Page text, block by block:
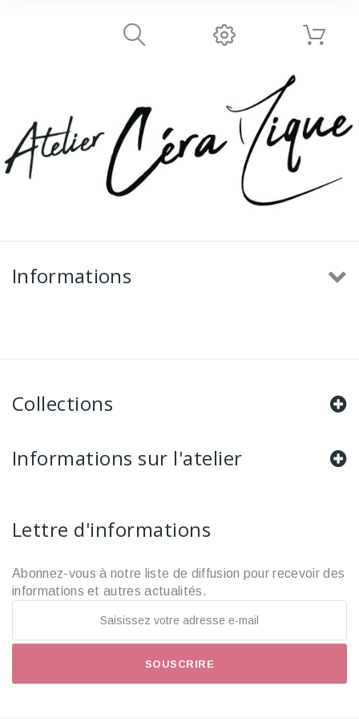
Informations
Collections
Informations sur l'atelier
Lettre d'informations
Abonnez-vous à notre liste de diffusion pour recevoir des
informations et autres actualités.
SOUSCRIRE